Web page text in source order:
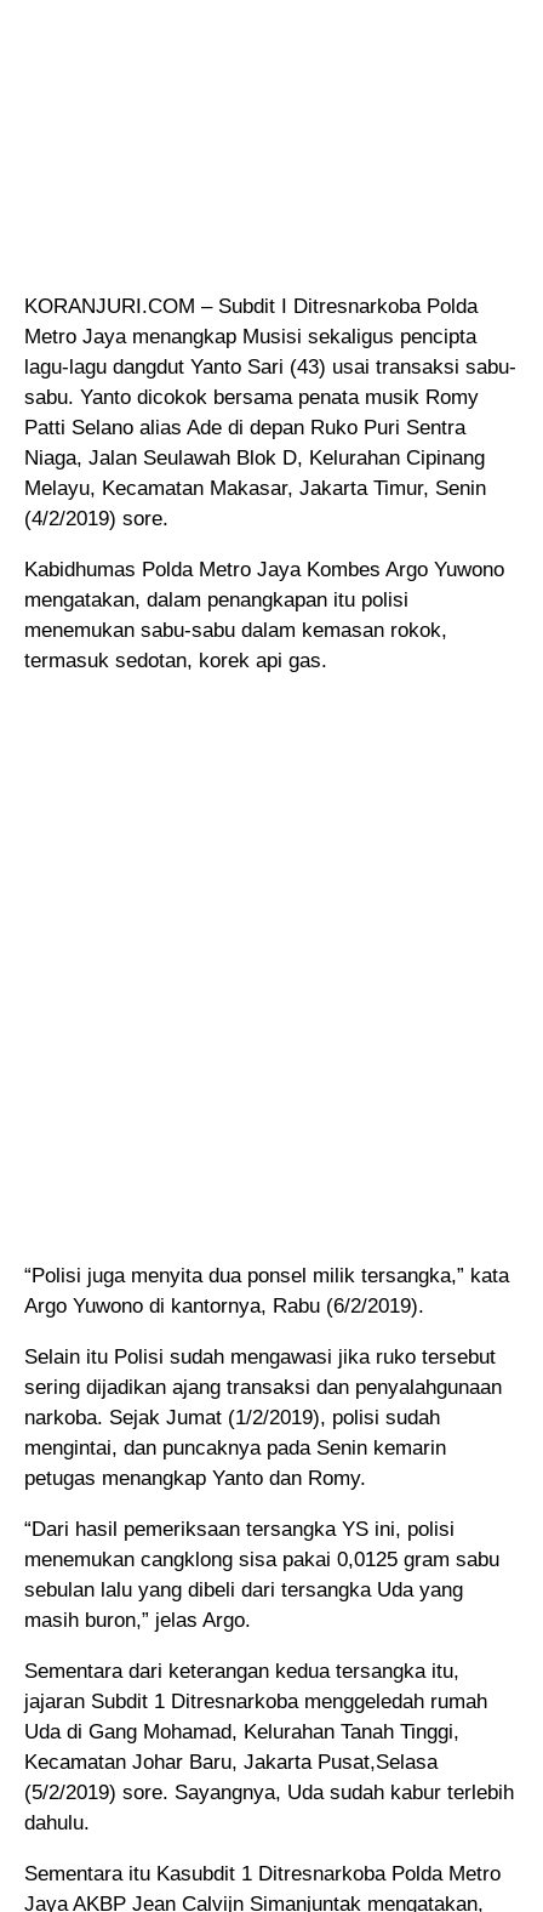
KORANJURI.COM – Subdit I Ditresnarkoba Polda
Metro Jaya menangkap Musisi sekaligus pencipta
lagu-lagu dangdut Yanto Sari (43) usai transaksi sabu-
sabu. Yanto dicokok bersama penata musik Romy
Patti Selano alias Ade di depan Ruko Puri Sentra
Niaga, Jalan Seulawah Blok D, Kelurahan Cipinang
Melayu, Kecamatan Makasar, Jakarta Timur, Senin
(4/2/2019) sore.
Kabidhumas Polda Metro Jaya Kombes Argo Yuwono
mengatakan, dalam penangkapan itu polisi
menemukan sabu-sabu dalam kemasan rokok,
termasuk sedotan, korek api gas.
“Polisi juga menyita dua ponsel milik tersangka,” kata
Argo Yuwono di kantornya, Rabu (6/2/2019).
Selain itu Polisi sudah mengawasi jika ruko tersebut
sering dijadikan ajang transaksi dan penyalahgunaan
narkoba. Sejak Jumat (1/2/2019), polisi sudah
mengintai, dan puncaknya pada Senin kemarin
petugas menangkap Yanto dan Romy.
“Dari hasil pemeriksaan tersangka YS ini, polisi
menemukan cangklong sisa pakai 0,0125 gram sabu
sebulan lalu yang dibeli dari tersangka Uda yang
masih buron,” jelas Argo.
Sementara dari keterangan kedua tersangka itu,
jajaran Subdit 1 Ditresnarkoba menggeledah rumah
Uda di Gang Mohamad, Kelurahan Tanah Tinggi,
Kecamatan Johar Baru, Jakarta Pusat,Selasa
(5/2/2019) sore. Sayangnya, Uda sudah kabur terlebih
dahulu.
Sementara itu Kasubdit 1 Ditresnarkoba Polda Metro
Jaya AKBP Jean Calvijn Simanjuntak mengatakan,